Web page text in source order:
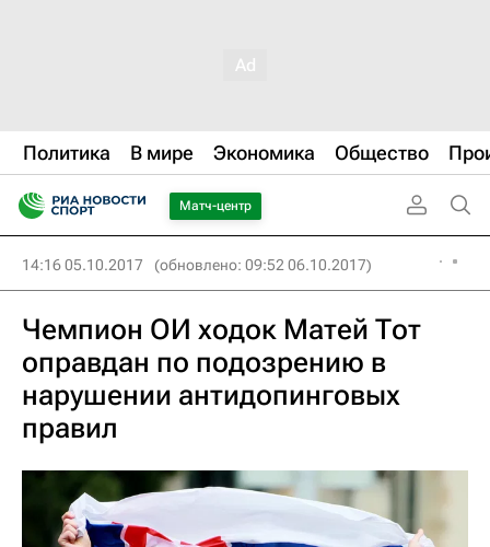
Политика В мире Экономика Общество
Матч-центр
14:16 05.10.2017 (обновлено: 09:52 06.10.2017)
Чемпион ОИ ходок Матей Тот
оправдан по подозрению в
нарушении антидопинговых
правил